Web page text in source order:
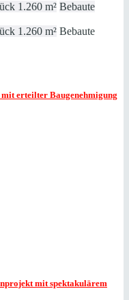
1.260 m² Bebaute
1.260 m² Bebaute
erteilter Baugenehmigung
mit spektakulärem